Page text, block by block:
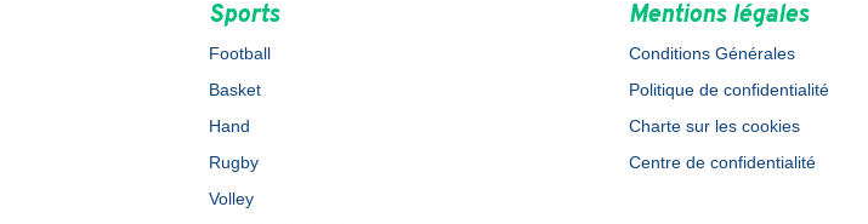
Sports
Football
Basket
Hand
Rugby
Volley
Mentions légales
Conditions Générales
Politique de confidentialité
Charte sur les cookies
Centre de confidentialité